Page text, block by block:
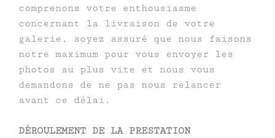
comprenons votre enthousiasme
concernant la livraison de votre
galerie, soyez assuré que nous faisons
notre maximum pour vous envoyer les
photos au plus vite et nous vous
demandons de ne pas nous relancer
avant ce délai.
DÉROULEMENT DE LA PRESTATION